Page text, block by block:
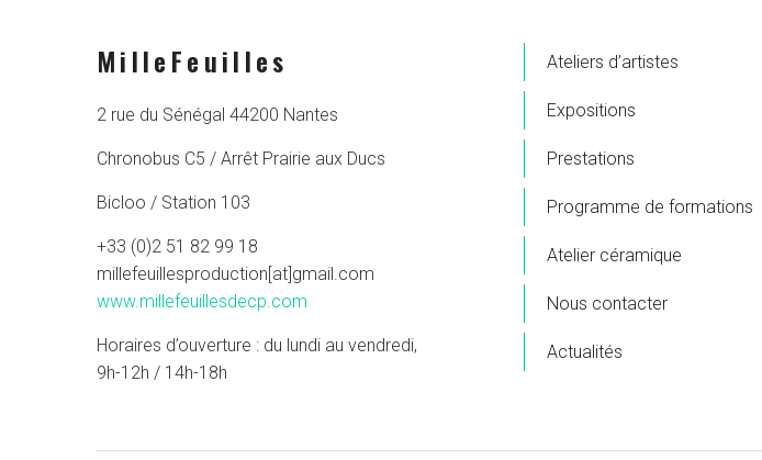
MilleFeuilles
2 rue du Sénégal 44200 Nantes
Chronobus C5 / Arrêt Prairie aux Ducs
Bicloo / Station 103
+33 (0)2 51 82 99 18
millefeuillesproduction[at]gmail.com
www.millefeuillesdecp.com
Horaires d’ouverture : du lundi au vendredi,
9h-12h / 14h-18h
Ateliers d’artistes
Expositions
Prestations
Programme de formations
Atelier céramique
Nous contacter
Actualités